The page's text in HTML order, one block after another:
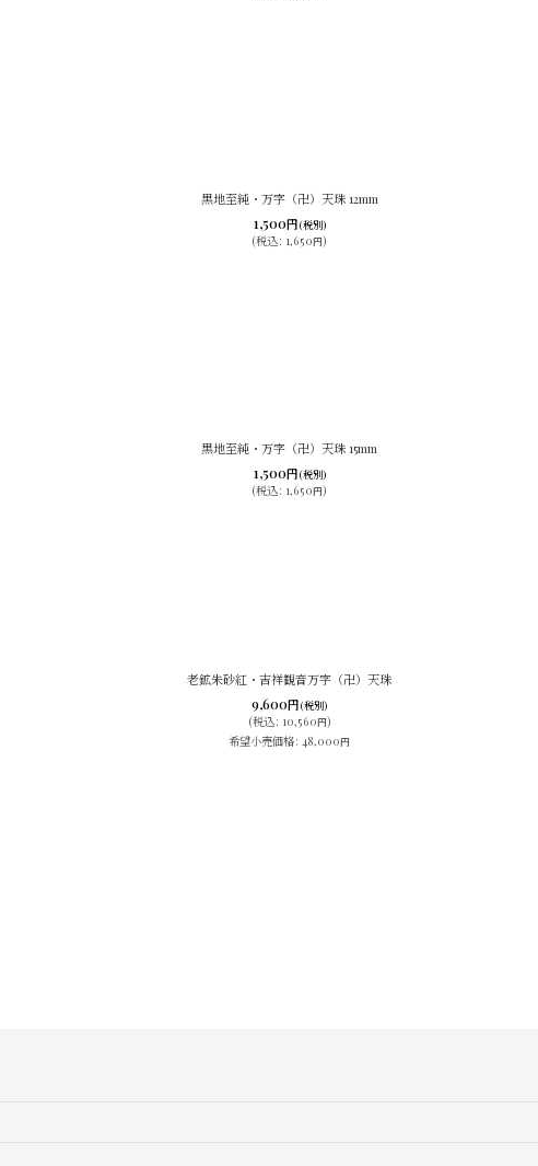
黒地至純・万字（卍）天珠 12mm
1,500円(税別)
(税込: 1,650円)
黒地至純・万字（卍）天珠 15mm
1,500円(税別)
(税込: 1,650円)
老鉱朱砂紅・吉祥観音万字（卍）天珠
9,600円(税別)
(税込: 10,560円)
希望小売価格: 48,000円